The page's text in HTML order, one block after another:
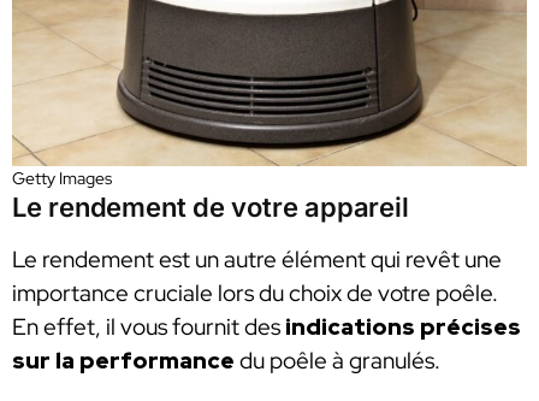
Getty Images
Le rendement de votre appareil
Le rendement est un autre élément qui revêt une
importance cruciale lors du choix de votre poêle.
En effet, il vous fournit des indications précises
sur la performance du poêle à granulés.